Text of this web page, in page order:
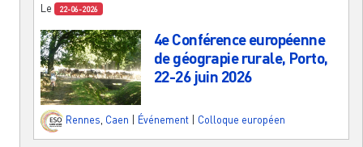
Le 22-06-2026
4e Conférence européenne
de géograpie rurale, Porto,
22-26 juin 2026
Rennes, Caen Événement Colloque européen